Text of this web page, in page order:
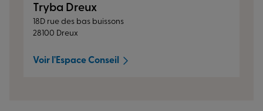
Tryba Dreux
18D rue des bas buissons
28100 Dreux
Voir l'Espace Conseil